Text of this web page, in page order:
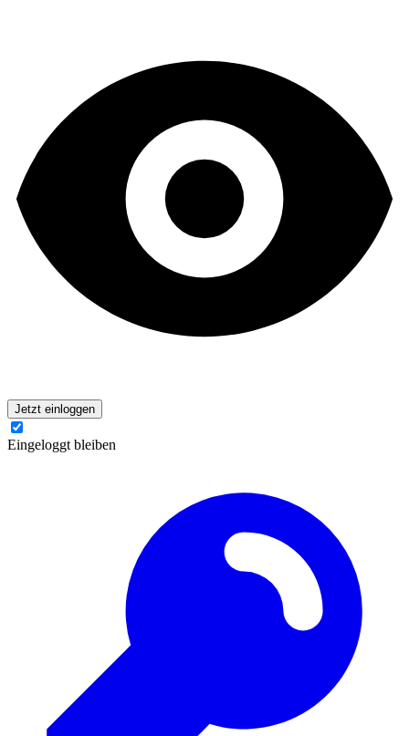
Jetzt einloggen
Eingeloggt bleiben